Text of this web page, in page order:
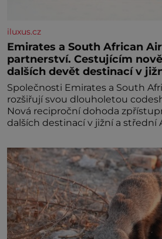
iluxus.cz
Emirates a South African
partnerství. Cestujícím
dalších devět destinací v
Společnosti Emirates a South
rozšiřují svou dlouholetou
Nová reciproční dohoda
dalších destinací v jižní a střední